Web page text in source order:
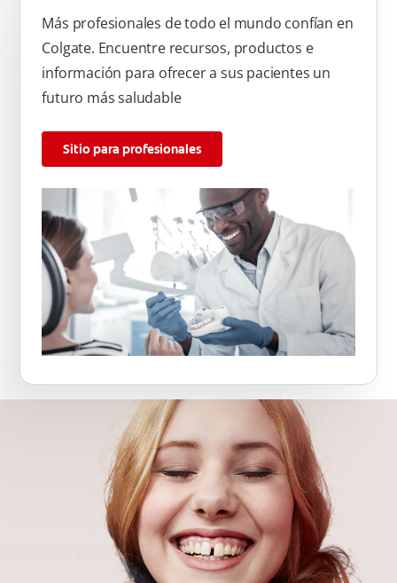
Más profesionales de todo el mundo confían en
Colgate. Encuentre recursos, productos e
información para ofrecer a sus pacientes un
futuro más saludable
Sitio para profesionales